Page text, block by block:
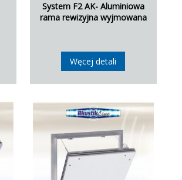
System F2 AK- Aluminiowa
rama rewizyjna wyjmowana
Węcej detali